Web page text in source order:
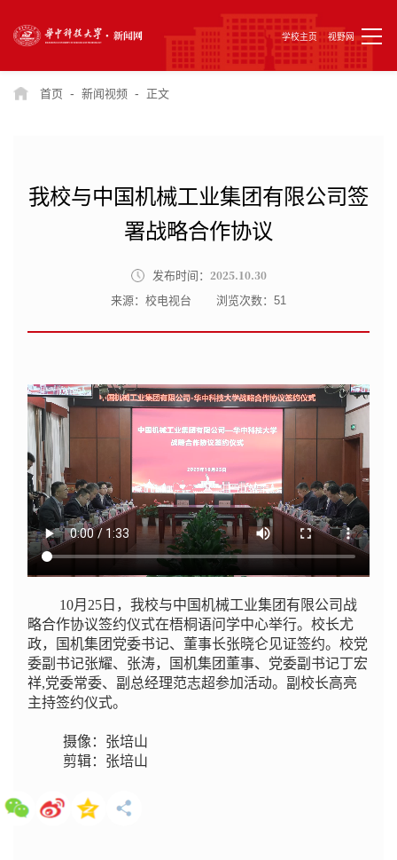
学校主页 视野网
首页 - 新闻视频 - 正文
我校与中国机械工业集团有限公司签
署战略合作协议
发布时间： 2025.10.30
来源：校电视台 浏览次数：51
10月25日，我校与中国机械工业集团有限公司战
略合作协议签约仪式在梧桐语问学中心举行。校长尤
政，国机集团党委书记、董事长张晓仑见证签约。校党
委副书记张耀、张涛，国机集团董事、党委副书记丁宏
祥,党委常委、副总经理范志超参加活动。副校长高亮
主持签约仪式。
摄像：张培山
剪辑：张培山